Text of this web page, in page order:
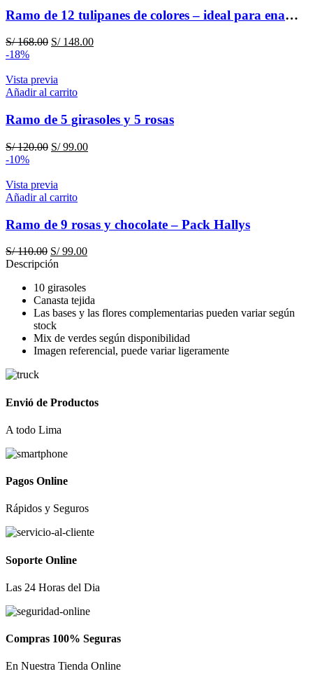
Ramo de 12 tulipanes de colores – ideal para enamorar
S/168.00 El
era:
S/ 168.00.
S/148.00El
-18%
Vista previa
Añadir al carrito
Ramo de 5 girasoles y 5 rosas
S/120.00 El
era:
S/ 120.00.
S/99.00El
-10%
Vista previa
Añadir al carrito
Ramo de 9 rosas y chocolate – Pack Hallys
S/110.00 El
precio
era:
S/ 110.00.
S/99.00El
S/ 99.00.
Descripción
10 girasoles
Canasta tejida
Las bases y las flores complementarias pueden variar según
stock
Mix de verdes según disponibilidad
Imagen referencial, puede variar ligeramente
Envió de Productos
A todo Lima
Pagos Online
Rápidos y Seguros
Soporte Online
Las 24 Horas del Dia
Compras 100% Seguras
En Nuestra Tienda Online